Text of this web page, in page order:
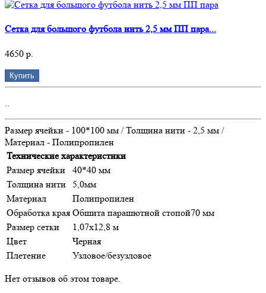
Сетка для большого футбола нить 2,5 мм ПП пара...
4650 р.
Купить
Размер ячейки - 100*100 мм / Толщина нити - 2,5 мм /
Материал - Полипропилен
Технические характеристики
Размер ячейки
40*40 мм
Толщина нити
5,0мм
Материал
Полипропилен
Обработка края Обшита парашютной стопой70 мм
Размер сетки
1,07х12,8 м
Цвет
Черная
Плетение
Узловое/безузловое
Нет отзывов об этом товаре.